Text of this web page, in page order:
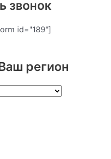
звонок
id="189"]
регион